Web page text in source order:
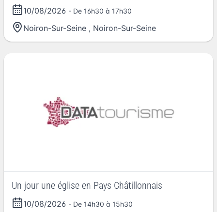
10/08/2026 - De 16h30 à 17h30
Noiron-Sur-Seine , Noiron-Sur-Seine
Un jour une église en Pays Châtillonnais
10/08/2026 - De 14h30 à 15h30